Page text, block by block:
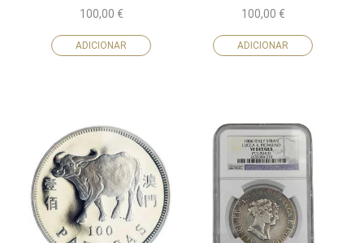
100,00 €
ADICIONAR
100,00 €
ADICIONAR